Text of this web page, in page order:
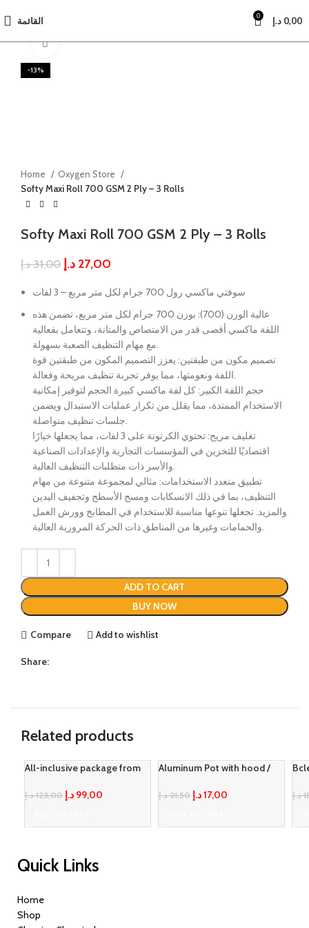
القائمة 0 0,00 د.إ
-13%
Click to enlarge
Home
Oxygen Store
Softy Maxi Roll 700 GSM 2 Ply – 3 Rolls
Softy Maxi Roll 700 GSM 2 Ply – 3 Rolls
31,00 د.إ 27,00 د.إ
سوفتي ماكسي رول 700 جرام لكل متر مربع – 3 لفات
عالية الوزن (700): بوزن 700 جرام لكل متر مربع، تضمن هذه
اللفة ماكسي أقصى قدر من الامتصاص والمتانة، وتتعامل بفعالية
مع مهام التنظيف الصعبة بسهولة.
تصميم مكون من طبقتين: يعزز التصميم المكون من طبقتين قوة
اللفة ونعومتها، مما يوفر تجربة تنظيف مريحة وفعالة.
حجم اللفة الكبير: كل لفة ماكسي كبيرة الحجم لتوفير إمكانية
الاستخدام الممتدة، مما يقلل من تكرار عمليات الاستبدال ويضمن
جلسات تنظيف متواصلة.
تغليف مريح: تحتوي الكرتونة على 3 لفات، مما يجعلها خيارًا
اقتصاديًا للتخزين في المؤسسات التجارية والإعدادات الصناعية
والأسر ذات متطلبات التنظيف العالية.
تطبيق متعدد الاستخدامات: مثالي لمجموعة متنوعة من مهام
التنظيف، بما في ذلك الانسكابات ومسح الأسطح وتجفيف اليدين
والمزيد. تجعلها تنوعها مناسبة للاستخدام في المطابخ وورش العمل
والحمامات وغيرها من المناطق ذات الحركة المرورية العالية.
ADD TO CART
BUY NOW
Compare Add to wishlist
Share:
Related products
All-inclusive package from
123,00 د.إ 99,00 د.إ
Aluminum Pot with hood /
21,50 د.إ 17,00د.إ
د.إ
Quick Links
Home
Shop